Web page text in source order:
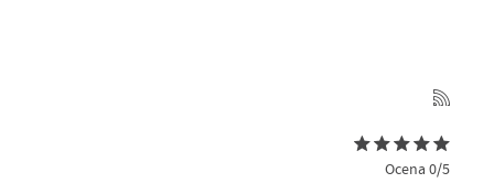
Ocena 0/5